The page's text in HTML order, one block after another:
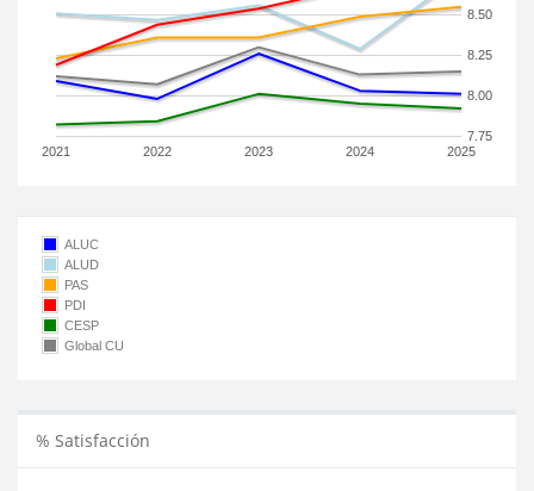
2021 2022 2023 2024 2025
7.75
8.00
8.25
8.50
ALUC
ALUD
PAS
PDI
CESP
Global CU
% Satisfacción